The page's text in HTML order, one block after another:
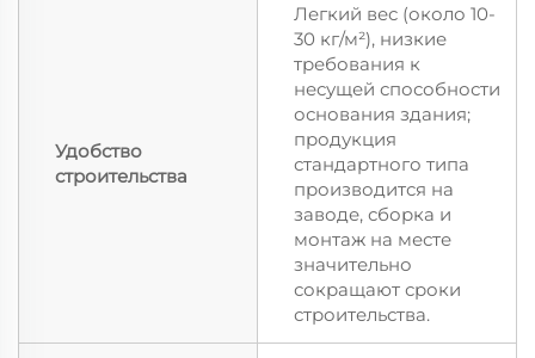
Удобство
строительства
Легкий вес (около 10-
30 кг/м²), низкие
требования к
несущей способности
основания здания;
продукция
стандартного типа
производится на
заводе, сборка и
монтаж на месте
значительно
сокращают сроки
строительства.